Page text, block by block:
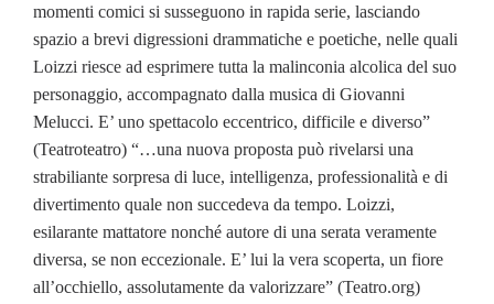
momenti comici si susseguono in rapida serie, lasciando
spazio a brevi digressioni drammatiche e poetiche, nelle quali
Loizzi riesce ad esprimere tutta la malinconia alcolica del suo
personaggio, accompagnato dalla musica di Giovanni
Melucci. E’ uno spettacolo eccentrico, difficile e diverso”
(Teatroteatro) “…una nuova proposta può rivelarsi una
strabiliante sorpresa di luce, intelligenza, professionalità e di
divertimento quale non succedeva da tempo. Loizzi,
esilarante mattatore nonché autore di una serata veramente
diversa, se non eccezionale. E’ lui la vera scoperta, un fiore
all’occhiello, assolutamente da valorizzare” (Teatro.org)